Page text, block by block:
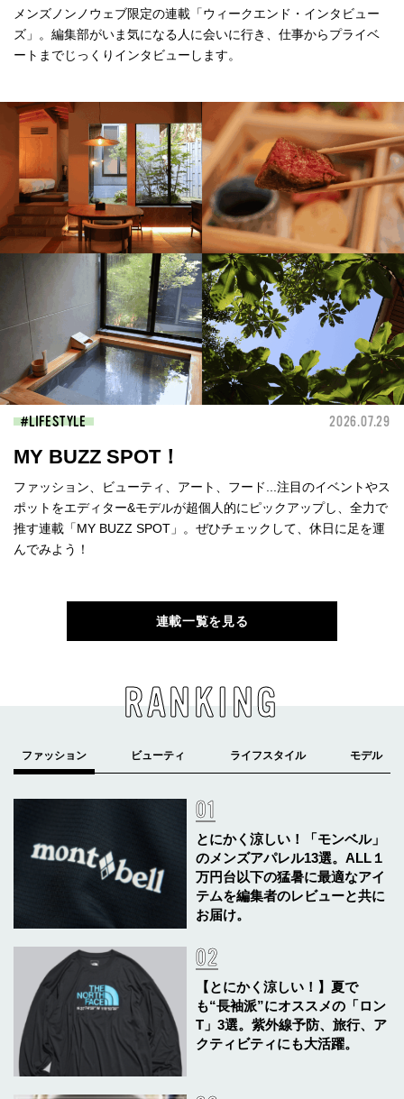
メンズノンノウェブ限定の連載「ウィークエンド・インタビュー
ズ」。編集部がいま気になる人に会いに行き、仕事からプライベ
ートまでじっくりインタビューします。
LIFESTYLE 2026.07.29
MY BUZZ SPOT！
ファッション、ビューティ、アート、フード...注目のイベントやス
ポットをエディター&モデルが超個人的にピックアップし、全力で
推す連載「MY BUZZ SPOT」。ぜひチェックして、休日に足を運
んでみよう！
連載一覧を見る
RANKING
とにかく涼しい！「モンベル」
のメンズアパレル13選。ALL１
万円台以下の猛暑に最適なアイ
テムを編集者のレビューと共に
お届け。
【とにかく涼しい！】夏で
も“長袖派”にオススメの「ロン
T」3選。紫外線予防、旅行、ア
クティビティにも大活躍。